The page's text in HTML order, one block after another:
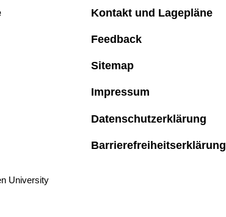
Kontakt und Lagepläne
Feedback
Sitemap
Impressum
Datenschutzerklärung
Barrierefreiheitserklärung
University